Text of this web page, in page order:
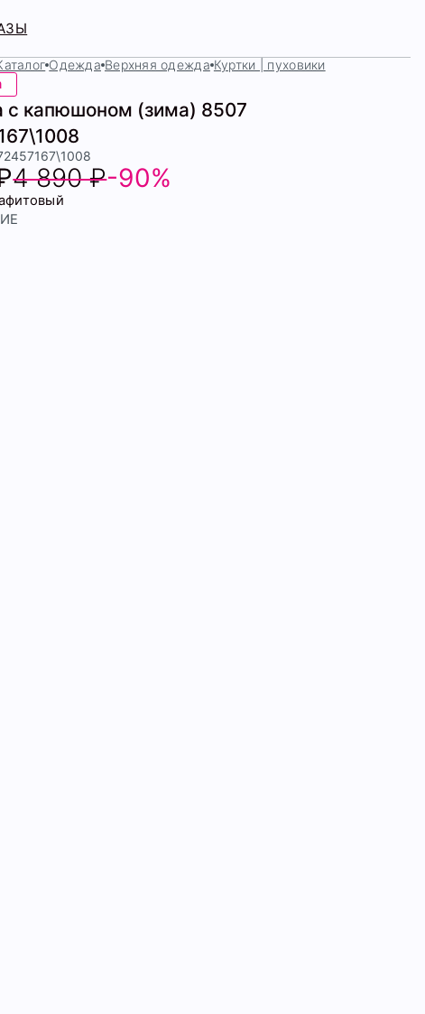
Одежда Верхняя одежда Куртки | пуховики
с капюшоном (зима) 8507
4 890 ₽-90%